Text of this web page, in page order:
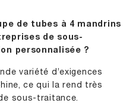
de tubes à 4 mandrins
de sous-
personnalisée ?
variété d’exigences
ce qui la rend très
sous-traitance.